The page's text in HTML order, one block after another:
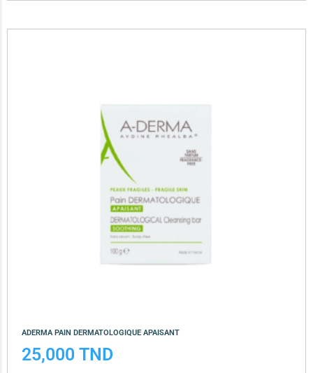
ADERMA PAIN DERMATOLOGIQUE APAISANT
25,000 TND